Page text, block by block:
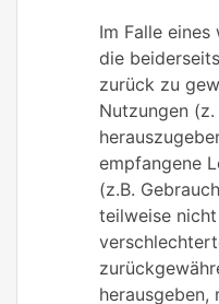
Im Falle
die
zurück zu
Nutzungen (z.
empfangene
(z.B.
teilweise
herausgeben,